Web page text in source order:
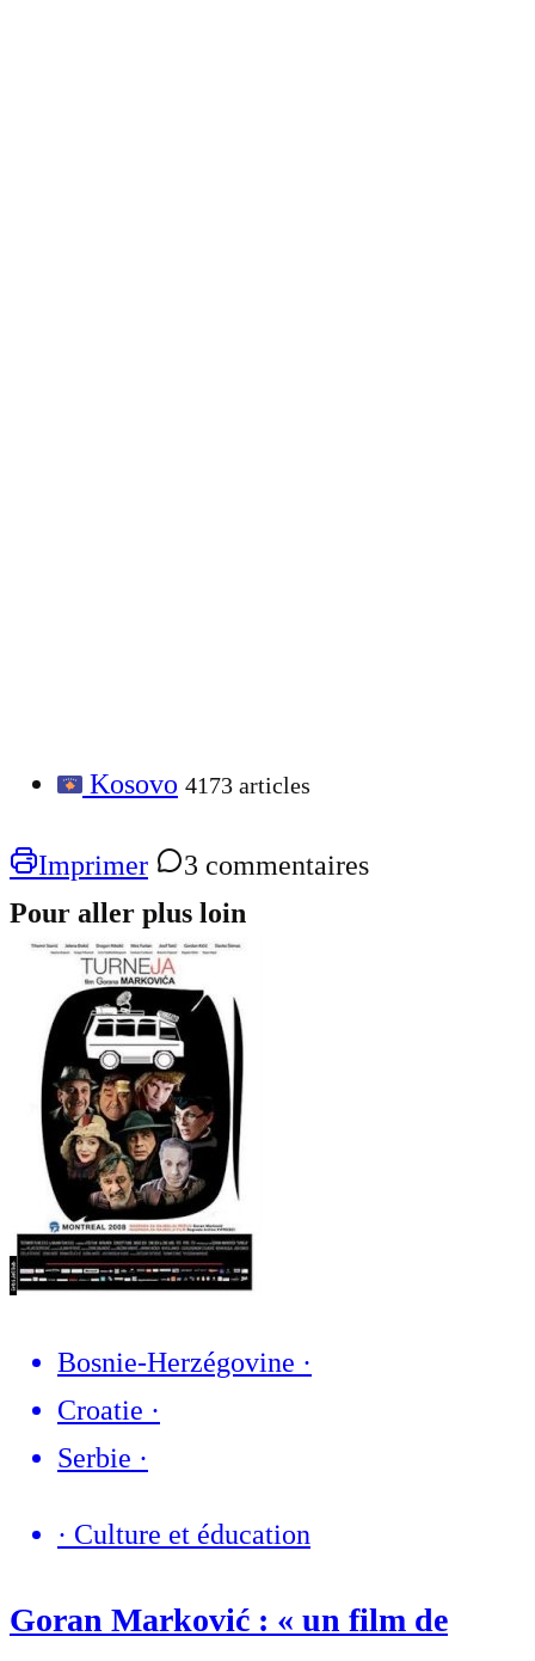
Kosovo 4173 articles
Imprimer
3 commentaires
Pour aller plus loin
Bosnie-Herzégovine ·
Croatie ·
Serbie ·
· Culture et éducation
Goran Marković : « un film de